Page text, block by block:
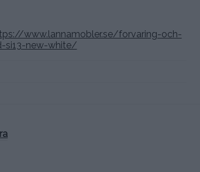
www.lannamobler.se/forvaring-och-
si13-new-white/